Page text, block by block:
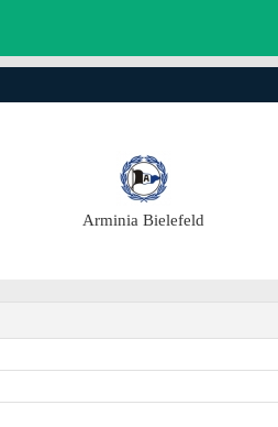
Arminia Bielefeld